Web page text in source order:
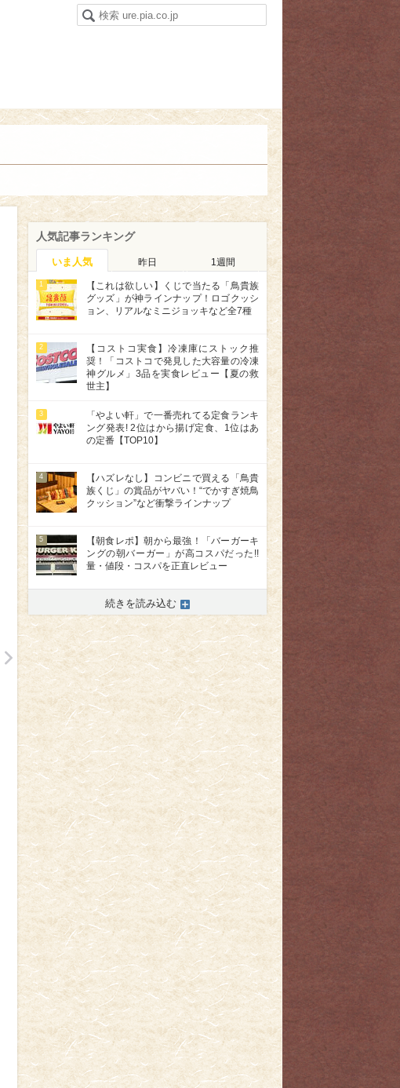
>
人気記事ランキング
いま人気 昨日 1週間
1
【これは欲しい】くじで当たる「鳥貴族
グッズ」が神ラインナップ！ロゴクッシ
ョン、リアルなミニジョッキなど全7種
2
【コストコ実食】冷凍庫にストック推
奨！「コストコで発見した大容量の冷凍
神グルメ」3品を実食レビュー【夏の救
世主】
3
「やよい軒」で一番売れてる定食ランキ
ング発表! 2位はから揚げ定食、1位はあ
の定番【TOP10】
4
【ハズレなし】コンビニで買える「鳥貴
族くじ」の賞品がヤバい！“でかすぎ焼鳥
クッション”など衝撃ラインナップ
5
【朝食レポ】朝から最強！「バーガーキ
ングの朝バーガー」が高コスパだった!!
量・値段・コスパを正直レビュー
続きを読み込む